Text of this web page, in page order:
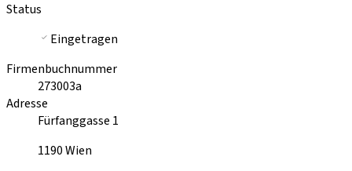
Status
Eingetragen
Firmenbuchnummer
273003a
Adresse
Fürfanggasse 1
1190Wien